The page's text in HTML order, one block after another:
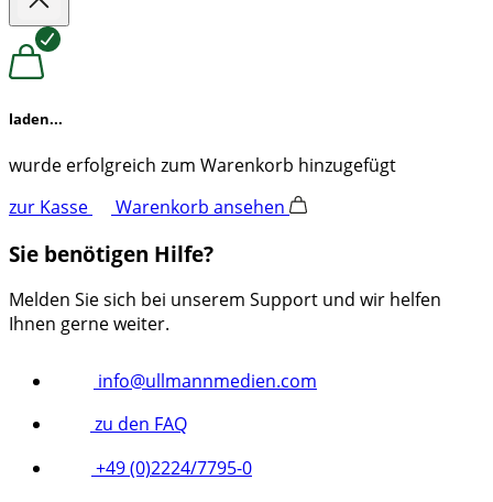
laden...
wurde erfolgreich zum Warenkorb hinzugefügt
zur Kasse
Warenkorb ansehen
Sie benötigen Hilfe?
Melden Sie sich bei unserem Support und wir helfen
Ihnen gerne weiter.
info@ullmannmedien.com
zu den FAQ
+49 (0)2224/7795-0